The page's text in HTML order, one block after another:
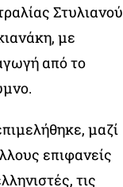
Στυλιανού
με
από το
μαζί
επιφανείς
τις